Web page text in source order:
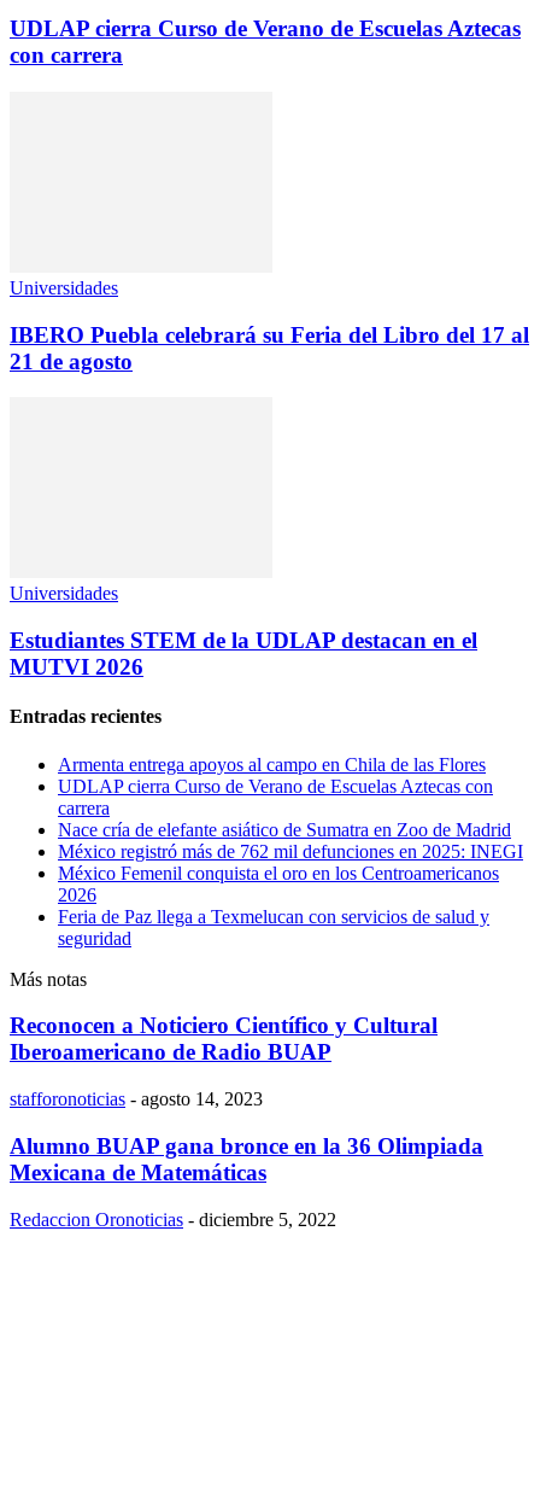
UDLAP cierra Curso de Verano de Escuelas Aztecas
con carrera
Universidades
IBERO Puebla celebrará su Feria del Libro del 17 al
21 de agosto
Universidades
Estudiantes STEM de la UDLAP destacan en el
MUTVI 2026
Entradas recientes
Armenta entrega apoyos al campo en Chila de las Flores
UDLAP cierra Curso de Verano de Escuelas Aztecas con
carrera
Nace cría de elefante asiático de Sumatra en Zoo de Madrid
México registró más de 762 mil defunciones en 2025: INEGI
México Femenil conquista el oro en los Centroamericanos
2026
Feria de Paz llega a Texmelucan con servicios de salud y
seguridad
Más notas
Reconocen a Noticiero Científico y Cultural
Iberoamericano de Radio BUAP
stafforonoticias - agosto 14, 2023
Alumno BUAP gana bronce en la 36 Olimpiada
Mexicana de Matemáticas
Redaccion Oronoticias - diciembre 5, 2022